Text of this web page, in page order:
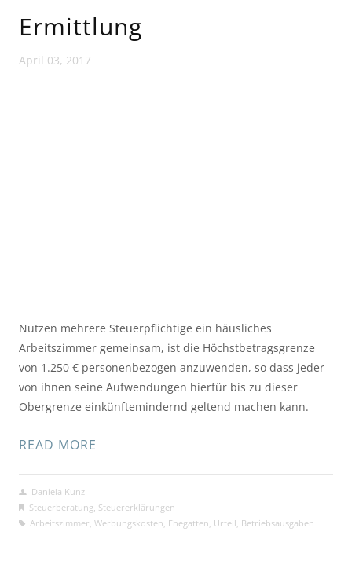
Ermittlung
April 03, 2017
Nutzen mehrere Steuerpflichtige ein häusliches
Arbeitszimmer gemeinsam, ist die Höchstbetragsgrenze
von 1.250 € personenbezogen anzuwenden, so dass jeder
von ihnen seine Aufwendungen hierfür bis zu dieser
Obergrenze einkünftemindernd geltend machen kann.
READ MORE
Daniela Kunz
Steuerberatung Steuererklärungen
Arbeitszimmer Werbungskosten Ehegatten Urteil Betriebsausgaben